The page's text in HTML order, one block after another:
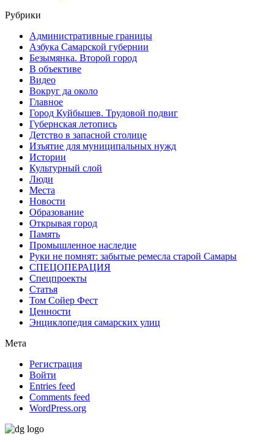
Рубрики
Административные границы
Азбука Самарской губернии
Безымянка. Второй город
В объективе
Видео
Вокруг да около
Главное
Город Куйбышев. Трудовой подвиг
Губернская летопись
Детство в запасной столице
Изъятие для муниципальных нужд
Истории
Культурный слой
Люди
Места
Новости
Образование
Открывая город
Память
Промышленное наследие
Руки не помнят: забытые ремесла старой Самары
СПЕЦОПЕРАЦИЯ
Спецпроекты
Статья
Том Сойер Фест
Ценности
Энциклопедия самарских улиц
Мета
Регистрация
Войти
Entries feed
Comments feed
WordPress.org